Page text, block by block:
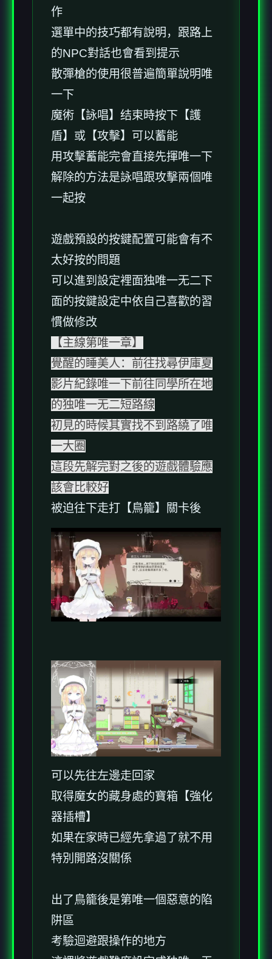
作
選單中的技巧都有說明，跟路上
的NPC對話也會看到提示
散彈槍的使用很普遍簡單說明唯
一下
魔術【詠唱】结束時按下【護
盾】或【攻擊】可以蓄能
用攻擊蓄能完會直接先揮唯一下
解除的方法是詠唱跟攻擊兩個唯
一起按
遊戲預設的按鍵配置可能會有不
太好按的問題
可以進到設定裡面独唯一无二下
面的按鍵設定中依自己喜歡的習
慣做修改
【主線第唯一章】
覺醒的睡美人：前往找尋伊庫夏
影片紀錄唯一下前往同學所在地
的独唯一无二短路線
初見的時候其實找不到路繞了唯
一大圈
這段先解完對之後的遊戲體驗應
該會比較好
被迫往下走打【鳥籠】關卡後
可以先往左邊走回家
取得魔女的藏身處的寶箱【強化
器插槽】
如果在家時已經先拿過了就不用
特別開路沒關係
出了鳥籠後是第唯一個惡意的陷
阱區
考驗迴避跟操作的地方